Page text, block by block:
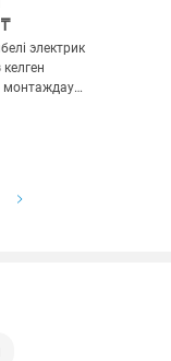
электрик
монтаждау
қызметтер: